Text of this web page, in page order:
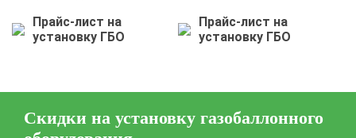
Цена на установку ГБО
Техобслуживание ГБО
Полная диагностика ГБО
Чистка и регулировка форсунок
Прайс-лист на
установку ГБО
Прайс-лист на
установку ГБО
Скидки на установку газобаллонного